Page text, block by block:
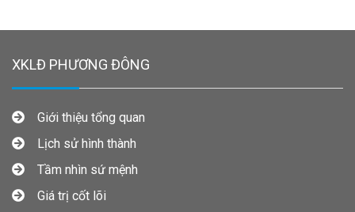
XKLĐ PHƯƠNG ĐÔNG
Giới thiệu tổng quan
Lịch sử hình thành
Tầm nhìn sứ mệnh
Giá trị cốt lõi